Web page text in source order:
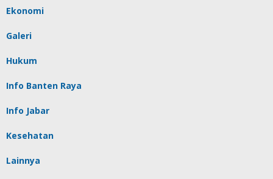
Ekonomi
Galeri
Hukum
Info Banten Raya
Info Jabar
Kesehatan
Lainnya